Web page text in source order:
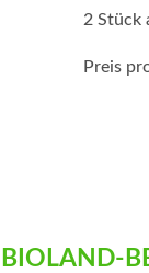
2 Stück
Preis
BIOLAND-